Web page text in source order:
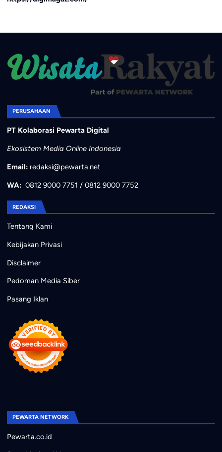
PERUSAHAAN
PT Kolaborasi Pewarta Digital
Ekosistem Media Online Indonesia
Email: redaksi@pewarta.net
WA: 0812 9000 7751 / 0812 9000 7752
REDAKSI
Tentang Kami
Kebijakan Privasi
Disclaimer
Pedoman Media Siber
Pasang Iklan
PEWARTA NETWORK
Pewarta.co.id